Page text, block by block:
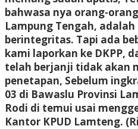
bahwasa nya orang-
Lampung Tengah,
berintegritas. Tapi ada
kami laporkan ke DKPP,
telah berjanji tidak akan
penetapan, Sebelum
03 di Bawaslu Provinsi
Rodi di temui usai
Kantor KPUD Lamteng.